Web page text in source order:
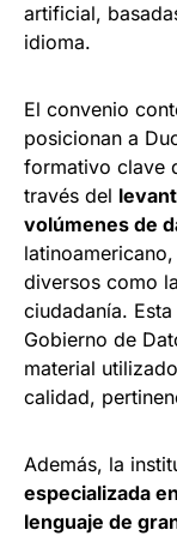
artificial,
idioma.
El convenio
posicionan a
formativo clave
través del
volúmenes de
diversos como
ciudadanía.
Gobierno de
material
calidad,
Además, la
especializada
lenguaje de